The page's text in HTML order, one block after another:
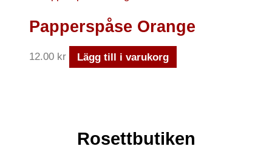
Papperspåse Orange
12.00 kr Lägg till i varukorg
Rosettbutiken